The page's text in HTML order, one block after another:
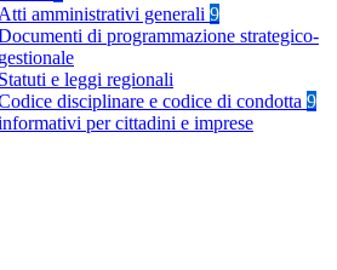
Atti amministrativi generali 9
di programmazione strategico-
gestionale
Statuti e leggi regionali
disciplinare e codice di condotta 9
per cittadini e imprese